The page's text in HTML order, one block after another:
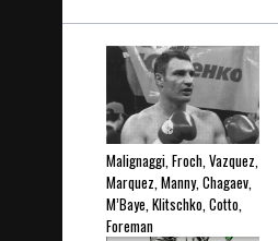
Malignaggi, Froch, Vazquez,
Marquez, Manny, Chagaev,
M’Baye, Klitschko, Cotto,
Foreman